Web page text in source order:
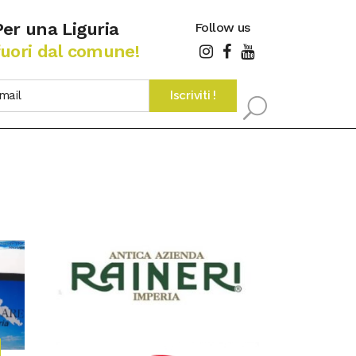
una Liguria
dal comune!
Follow us